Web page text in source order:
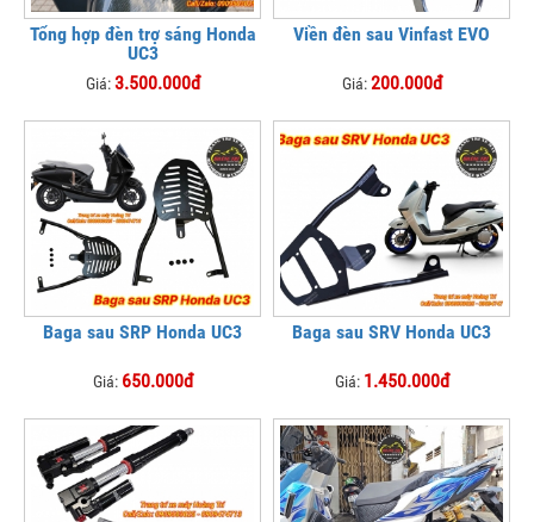
Tổng hợp đèn trợ sáng Honda
UC3
Giá:3.500.000đ
Viền đèn sau Vinfast EVO
Giá:200.000đ
Baga sau SRP Honda UC3
Giá: 650.000đ
Baga sau SRV Honda UC3
Giá: 1.450.000đ